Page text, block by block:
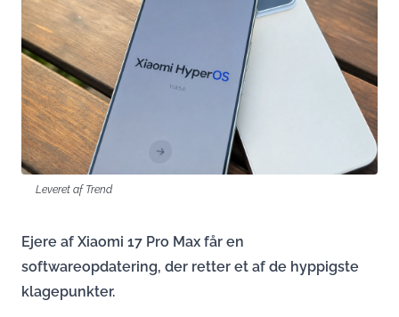
Leveret af Trend
Ejere af Xiaomi 17 Pro Max får en
softwareopdatering, der retter et af de hyppigste
klagepunkter.